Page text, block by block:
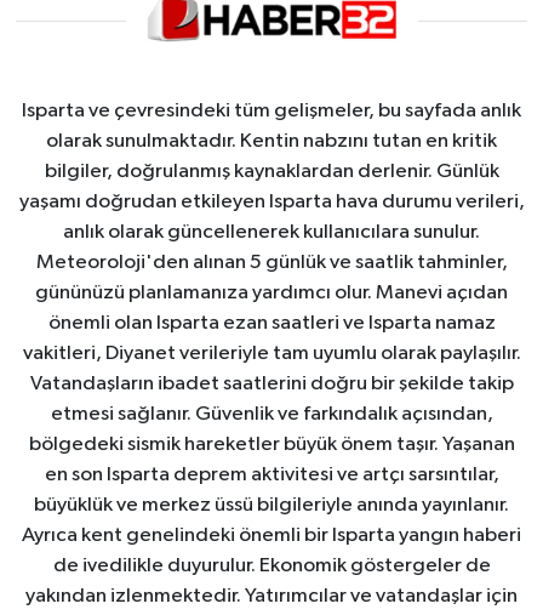
Isparta ve çevresindeki tüm gelişmeler, bu sayfada anlık
olarak sunulmaktadır. Kentin nabzını tutan en kritik
bilgiler, doğrulanmış kaynaklardan derlenir. Günlük
yaşamı doğrudan etkileyen Isparta hava durumu verileri,
anlık olarak güncellenerek kullanıcılara sunulur.
Meteoroloji'den alınan 5 günlük ve saatlik tahminler,
gününüzü planlamanıza yardımcı olur. Manevi açıdan
önemli olan Isparta ezan saatleri ve Isparta namaz
vakitleri, Diyanet verileriyle tam uyumlu olarak paylaşılır.
Vatandaşların ibadet saatlerini doğru bir şekilde takip
etmesi sağlanır. Güvenlik ve farkındalık açısından,
bölgedeki sismik hareketler büyük önem taşır. Yaşanan
en son Isparta deprem aktivitesi ve artçı sarsıntılar,
büyüklük ve merkez üssü bilgileriyle anında yayınlanır.
Ayrıca kent genelindeki önemli bir Isparta yangın haberi
de ivedilikle duyurulur. Ekonomik göstergeler de
yakından izlenmektedir. Yatırımcılar ve vatandaşlar için